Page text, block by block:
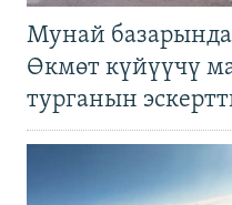
Мунай
Өкмөт күйүүчү
турганын